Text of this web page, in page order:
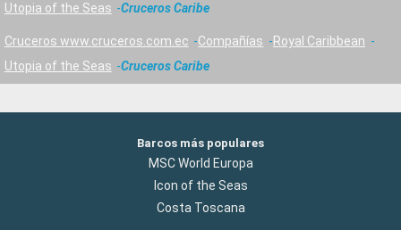
Utopia of the Seas
Cruceros Caribe
Cruceros www.cruceros.com.ec Compañías
Royal Caribbean
Utopia of the Seas
Cruceros Caribe
Barcos más populares
MSC World Europa
Icon of the Seas
Costa Toscana